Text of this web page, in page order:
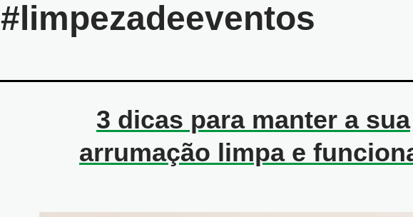
#limpezadeeventos
3 dicas para manter a sua
arrumação limpa e